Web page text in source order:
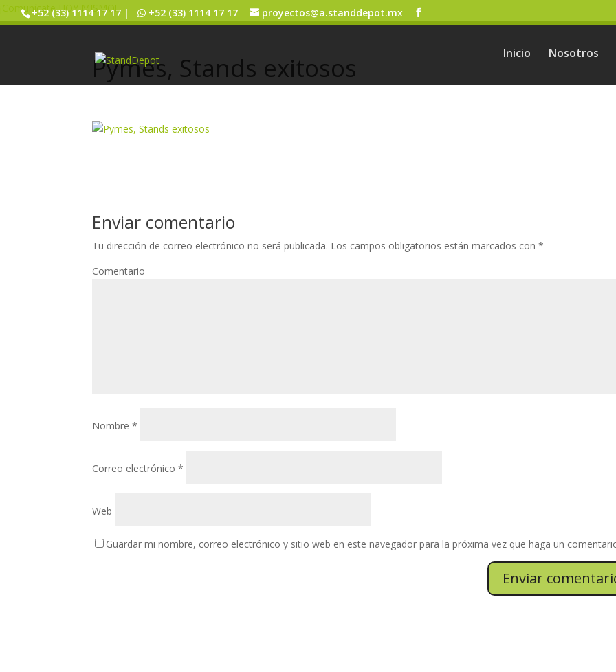
¡Comunícate HOY MISMO!
+52 (33) 1114 17 17 | +52 (33) 1114 17 17 proyectos@a.standdepot.mx
Inicio Nosotros
Pymes, Stands exitosos
Enviar comentario
Tu dirección de correo electrónico no será publicada. Los campos obligatorios están marcados con*
Comentario
Nombre*
Correo electrónico*
Web
Guardar mi nombre, correo electrónico y sitio web en este navegador para la próxima vez que haga un